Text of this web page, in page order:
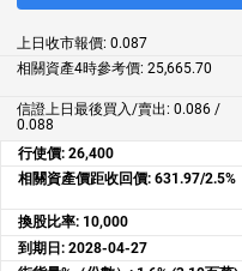
上日收市報價: 0.087
相關資產4時參考價: 25,665.70
信證上日最後買入/賣出: 0.086 /
0.088
行使價: 26,400
相關資產價距收回價: 631.97/2.5%
換股比率: 10,000
到期日: 2028-04-27